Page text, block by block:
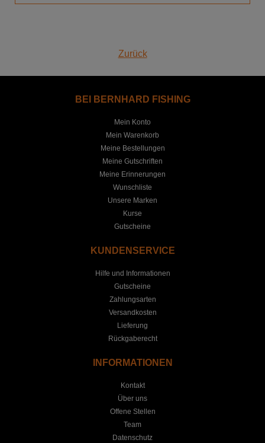
Zurück
BEI BERNHARD FISHING
Mein Konto
Mein Warenkorb
Meine Bestellungen
Meine Gutschriften
Meine Erinnerungen
Wunschliste
Unsere Marken
Kurse
Gutscheine
KUNDENSERVICE
Hilfe und Informationen
Gutscheine
Zahlungsarten
Versandkosten
Lieferung
Rückgaberecht
INFORMATIONEN
Kontakt
Über uns
Offene Stellen
Team
Datenschutz